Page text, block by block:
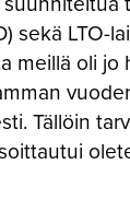
sekä LTO-
oli jo
Tällöin